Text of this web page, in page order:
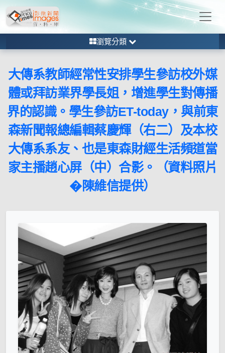
瀏覽分類
大傳系教師經常性安排學生參訪校外媒
體或拜訪業界學長姐，增進學生對傳播
界的認識。學生參訪ET-today，與前東
森新聞報總編輯蔡慶輝（右二）及本校
大傳系系友、也是東森財經生活頻道當
家主播趙心屏（中）合影。（資料照片
�陳維信提供）